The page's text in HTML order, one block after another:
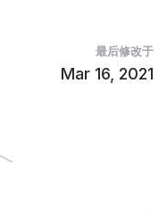
最后修改于
Mar 16, 2021